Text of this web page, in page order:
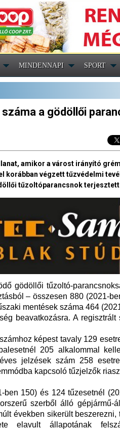
MINDENNAPI SPORT
a gödöllői
amikor a várost irányító
korábban végzett tűzvédelmi
tűzoltóparancsnok terjesztett
gödöllői tűzoltó-
– összesen 880 (2021-
mentések száma 464
beavatkozásra. A regisztrált
képest tavaly 129
205 alkalommal
jelzések szám 258
kapcsoló tűzjelzők
150) és 124 tűzesetnél
szerből álló gépjármű-
években sikerült
elavult állapotának